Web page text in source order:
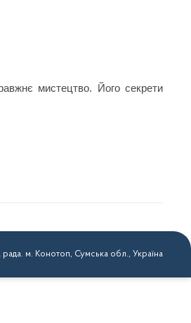
мистецтво. Його секрети
м. Конотоп, Сумська обл., Україна